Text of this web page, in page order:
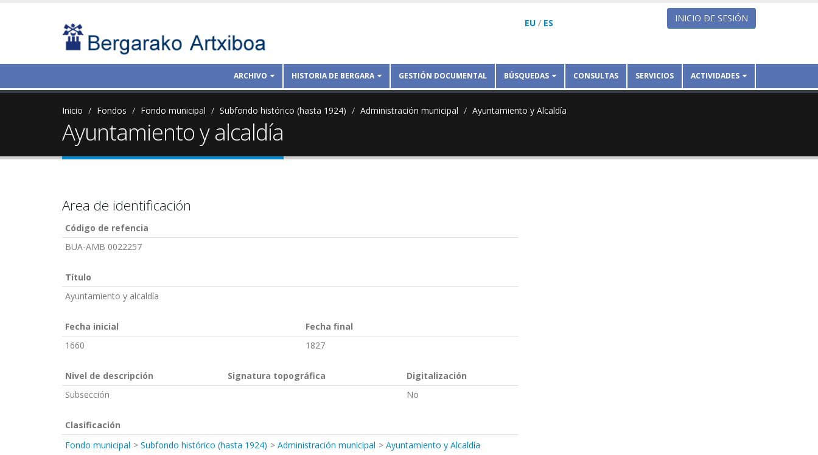
EU / ES INICIO DE SESIÓN
ARCHIVO HISTORIA DE BERGARA GESTIÓN DOCUMENTAL BÚSQUEDAS CONSULTAS SERVICIOS ACTIVIDADES
Inicio Fondos Fondo municipal Subfondo histórico (hasta 1924) Administración municipal Ayuntamiento y Alcaldía
Ayuntamiento y alcaldía
Area de identificación
Código de refencia
BUA-AMB 0022257
Título
Ayuntamiento y alcaldía
Fecha inicial
Fecha final
1660
1827
Nivel de descripción Signatura topográfica
Digitalización
Subsección
No
Clasificación
Fondo municipal
Subfondo histórico (hasta 1924) Administración municipal Ayuntamiento y Alcaldía